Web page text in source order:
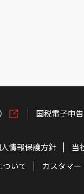
国税電子申
情報保護方針
当
いて
カスタマ